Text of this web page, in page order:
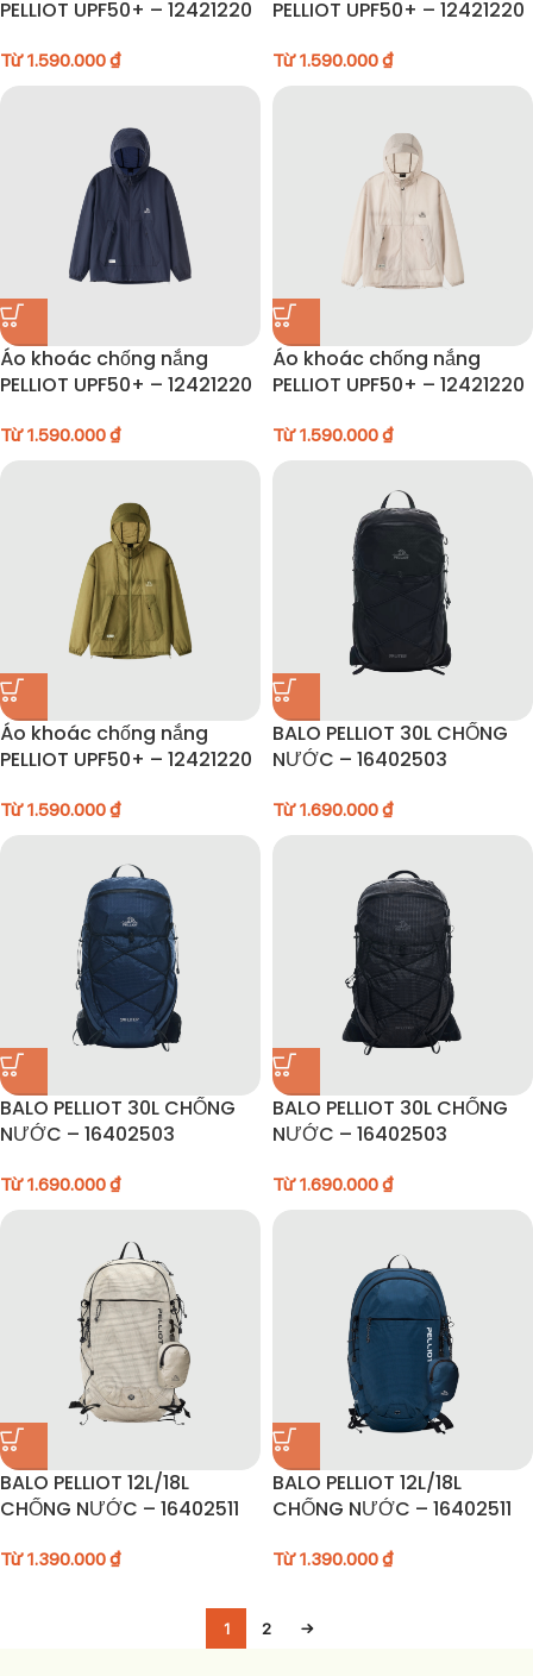
PELLIOT UPF50+ – 12421220
Từ1.590.000₫
PELLIOT UPF50+ – 12421220
Từ1.590.000₫
Áo khoác chống nắng
PELLIOT UPF50+ – 12421220
Từ1.590.000₫
Áo khoác chống nắng
PELLIOT UPF50+ – 12421220
Từ1.590.000₫
Áo khoác chống nắng
PELLIOT UPF50+ – 12421220
Từ1.590.000₫
BALO PELLIOT 30L CHỐNG
NƯỚC – 16402503
Từ1.690.000₫
BALO PELLIOT 30L CHỐNG
NƯỚC – 16402503
Từ1.690.000₫
BALO PELLIOT 30L CHỐNG
NƯỚC – 16402503
Từ1.690.000₫
BALO PELLIOT 12L/18L
CHỐNG NƯỚC – 16402511
Từ1.390.000₫
BALO PELLIOT 12L/18L
CHỐNG NƯỚC – 16402511
Từ1.390.000₫
1 2 →